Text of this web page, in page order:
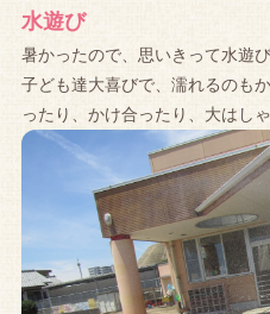
水遊び
暑かったので、思いきって水遊
子ども達大喜びで、濡れるのも
ったり、かけ合ったり、大はし